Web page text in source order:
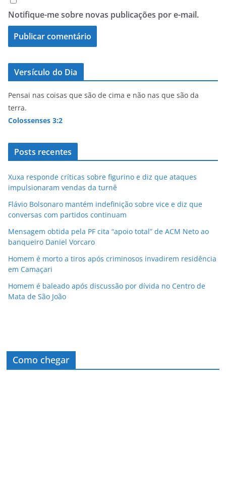
Notifique-me sobre novas publicações por e-mail.
Versículo do Dia
Pensai nas coisas que são de cima e não nas que são da
terra.
Colossenses 3:2
Posts recentes
Xuxa responde críticas sobre figurino e diz que ataques
impulsionaram vendas da turnê
Flávio Bolsonaro mantém indefinição sobre vice e diz que
conversas com partidos continuam
Mensagem obtida pela PF cita “apoio total” de ACM Neto ao
banqueiro Daniel Vorcaro
Homem é morto a tiros após criminosos invadirem residência
em Camaçari
Homem é baleado após discussão por dívida no Centro de
Mata de São João
Como chegar